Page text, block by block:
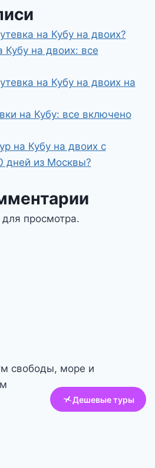
на Кубу на двоих?
Кубу на двоих: все
на Кубу на двоих на
на Кубу: все включено
на Кубу на двоих с
дней из Москвы?
просмотра.
свободы, море и
Дешевые туры